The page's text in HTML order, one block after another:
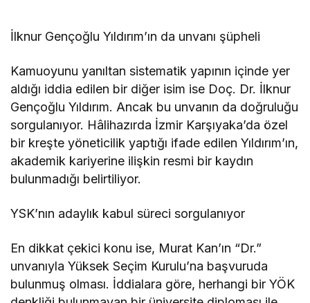
İlknur Gençoğlu Yıldırım’ın da unvanı şüpheli
Kamuoyunu yanıltan sistematik yapının içinde yer
aldığı iddia edilen bir diğer isim ise Doç. Dr. İlknur
Gençoğlu Yıldırım. Ancak bu unvanın da doğruluğu
sorgulanıyor. Hâlihazırda İzmir Karşıyaka’da özel
bir kreşte yöneticilik yaptığı ifade edilen Yıldırım’ın,
akademik kariyerine ilişkin resmi bir kaydın
bulunmadığı belirtiliyor.
YSK’nın adaylık kabul süreci sorgulanıyor
En dikkat çekici konu ise, Murat Kan’ın “Dr.”
unvanıyla Yüksek Seçim Kurulu’na başvuruda
bulunmuş olması. İddialara göre, herhangi bir YÖK